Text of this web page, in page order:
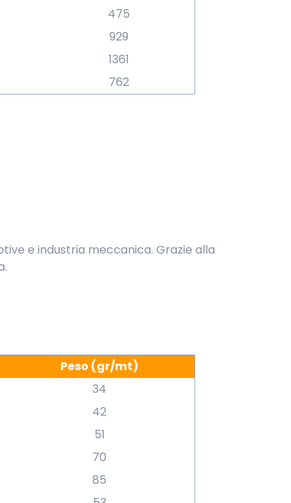
475
929
1361
762
e industria meccanica. Grazie alla
Peso (gr/mt)
34
42
51
70
85